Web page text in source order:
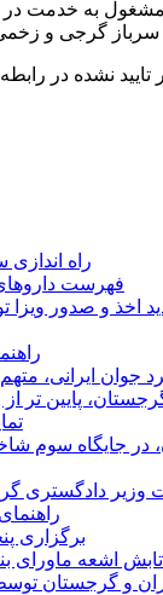
از سلامت کامل تمام
راه
فهرست
اخذ و صدور
ایرانی، متهم به قتل دختر
پایین تر
در جایگاه سوم
وزیر دادگستری
برگزاری
اشعه ماورای
و گرجستان